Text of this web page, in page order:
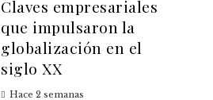
Claves empresariales
que impulsaron la
globalización en el
siglo XX
Hace 2 semanas